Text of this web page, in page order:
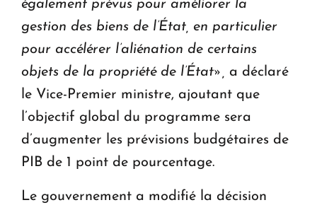
également prévus pour améliorer la
gestion des biens de l’État, en particulier
pour accélérer l’aliénation de certains
objets de la propriété de l’État»,
a déclaré
le Vice-Premier ministre, ajoutant que
l’objectif global du programme sera
d’augmenter les prévisions budgétaires de
PIB de 1 point de pourcentage.
Le gouvernement a modifié la décision